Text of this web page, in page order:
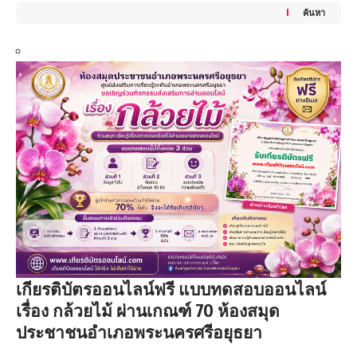
ค้นหา
เกียรติบัตรออนไลน์ฟรี แบบทดสอบออนไลน์
เรื่อง กล้วยไม้ ผ่านเกณฑ์ 70 ห้องสมุด
ประชาชนอำเภอพระนครศรีอยุธยา